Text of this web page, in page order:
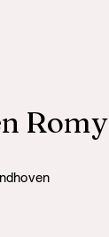
Romy